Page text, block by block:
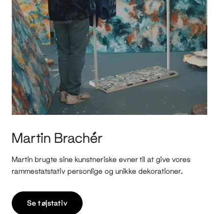
Martin Brachér
Martin brugte sine kunstneriske evner til at give vores
rammestatstativ personlige og unikke dekorationer.
Se tøjstativ